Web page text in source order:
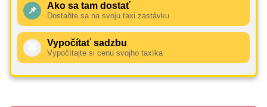
📌 Ako sa tam dostať
Dostaňte sa na svoju taxi zastávku
Vypočítať sadzbu
Vypočítajte si cenu svojho taxíka